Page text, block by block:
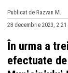
Publicat de Razvan M.
28 decembrie 2023, 2:21
În urma a
efectuate